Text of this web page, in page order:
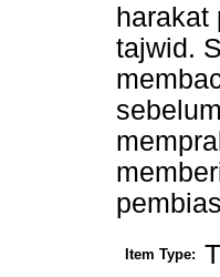
harakat
tajwid.
Item Type: